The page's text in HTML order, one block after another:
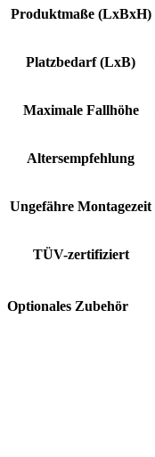
Produktmaße (LxBxH)
Platzbedarf (LxB)
Maximale Fallhöhe
Altersempfehlung
Ungefähre Montagezeit
TÜV-zertifiziert
Optionales Zubehör